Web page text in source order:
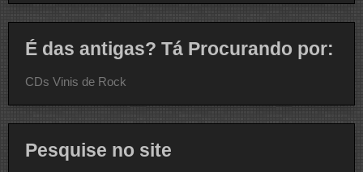
É das antigas? Tá Procurando por:
CDs Vinis de Rock
Pesquise no site